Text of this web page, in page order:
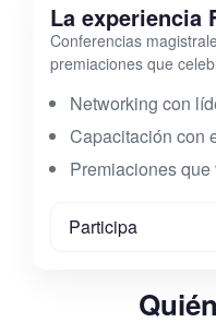
La experiencia
Conferencias
premiaciones que
Networking con
Capacitación con
Premiaciones
Participa